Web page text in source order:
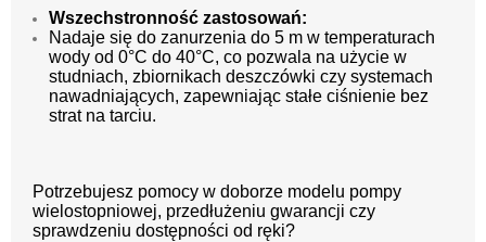
Wszechstronność zastosowań:
Nadaje się do zanurzenia do 5 m w temperaturach
wody od 0°C do 40°C, co pozwala na użycie w
studniach, zbiornikach deszczówki czy systemach
nawadniających, zapewniając stałe ciśnienie bez
strat na tarciu.
Potrzebujesz pomocy w doborze modelu pompy
wielostopniowej, przedłużeniu gwarancji czy
sprawdzeniu dostępności od ręki?